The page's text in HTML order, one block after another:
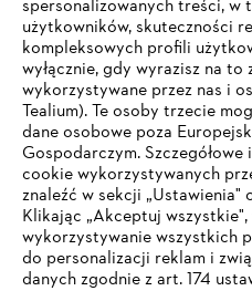
spersonalizowanych treści, w
użytkowników, skuteczności
kompleksowych profili
wyłącznie, gdy wyrazisz na
wykorzystywane przez nas i
Tealium). Te osoby trzecie
dane osobowe poza
Gospodarczym.
cookie wykorzystywanych
znaleźć w sekcji
Klikając „Akceptuj
wykorzystywanie wszystkich
do personalizacji reklam i
danych zgodnie z art. 174